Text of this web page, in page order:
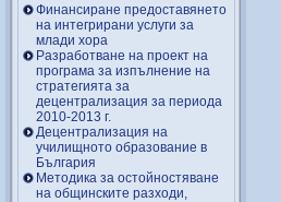
Финансиране предоставянето
на интегрирани услуги за
млади хора
Разработване на проект на
програма за изпълнение на
стратегията за
децентрализация за периода
2010-2013 г.
Децентрализация на
училищното образование в
България
Методика за остойностяване
на общинските разходи,